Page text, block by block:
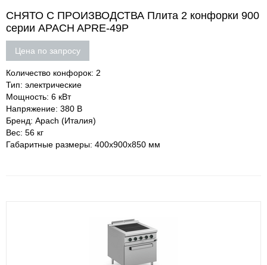
СНЯТО С ПРОИЗВОДСТВА Плита 2 конфорки 900
серии APACH APRE-49P
Цена по запросу
Количество конфорок: 2
Тип: электрические
Мощность: 6 кВт
Напряжение: 380 В
Бренд: Apach (Италия)
Вес: 56 кг
Габаритные размеры: 400х900х850 мм